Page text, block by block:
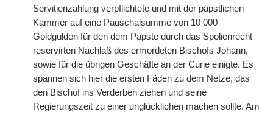
Servitienzahlung verpflichtete und mit der päpstlichen
Kammer auf eine Pauschalsumme von 10 000
Goldgulden für den dem Papste durch das Spolienrecht
reservirten Nachlaß des ermordeten Bischofs Johann,
sowie für die übrigen Geschäfte an der Curie einigte. Es
spannen sich hier die ersten Fäden zu dem Netze, das
den Bischof ins Verderben ziehen und seine
Regierungszeit zu einer unglücklichen machen sollte. Am